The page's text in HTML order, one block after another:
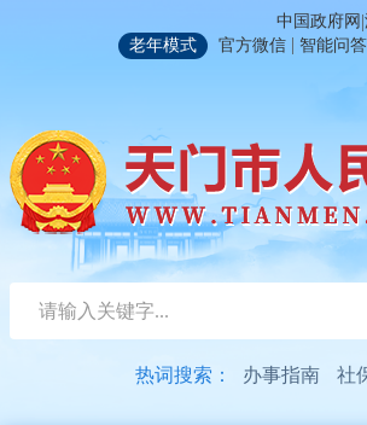
中国政府网 |
老年模式
官方微信 | 智能问答
热词搜索： 办事指南 社